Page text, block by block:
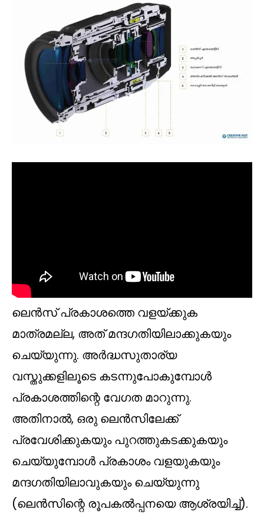
ലെൻസ് പ്രകാശത്തെ വളയ്ക്കുക
മാത്രമല്ല, അത് മന്ദഗതിയിലാക്കുകയും
ചെയ്യുന്നു. അർദ്ധസുതാര്യ
വസ്തുക്കളിലൂടെ കടന്നുപോകുമ്പോൾ
പ്രകാശത്തിന്റെ വേഗത മാറുന്നു.
അതിനാൽ, ഒരു ലെൻസിലേക്ക്
പ്രവേശിക്കുകയും പുറത്തുകടക്കുകയും
ചെയ്യുമ്പോൾ പ്രകാശം വളയുകയും
മന്ദഗതിയിലാവുകയും ചെയ്യുന്നു
(ലെൻസിന്റെ രൂപകൽപ്പനയെ ആശ്രയിച്ച്).